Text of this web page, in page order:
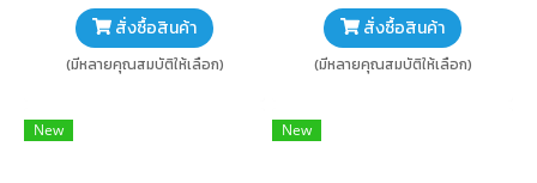
สั่งซื้อสินค้า
(มีหลายคุณสมบัติให้เลือก)
สั่งซื้อสินค้า
(มีหลายคุณสมบัติให้เลือก)
New New